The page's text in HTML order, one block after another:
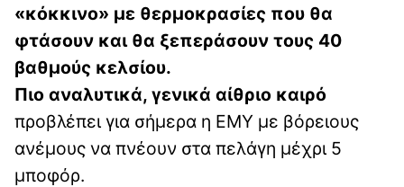
«κόκκινο» με θερμοκρασίες που θα
φτάσουν και θα ξεπεράσουν τους 40
βαθμούς κελσίου.
Πιο αναλυτικά, γενικά αίθριο καιρό
προβλέπει για σήμερα η ΕΜΥ με βόρειους
ανέμους να πνέουν στα πελάγη μέχρι 5
μποφόρ.